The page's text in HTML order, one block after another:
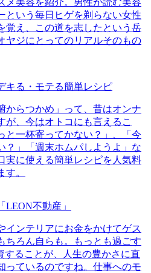
という毎日ヒゲを剃らない女性
覚え、この道を志したという岳
ヤジにとってのリアルそのもの
キる・モテる簡単レシピ
からつかめ」って、昔はオンナ
が、今はオトコにも言えるこ
と一杯寄ってかない？」、「今
？」「週末ホムパしようよ」な
実に使える簡単レシピを人気料
。
LEON不動産」
インテリアにお金をかけてゲス
ちろん自らも。もっとも過ごす
することが、人生の豊かさに直
っているのですね。仕事へのモ